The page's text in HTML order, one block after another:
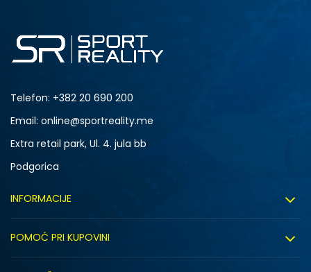
Telefon: +382 20 690 200
Email: online@sportreality.me
Extra retail park, Ul. 4. jula bb
Podgorica
INFORMACIJE
POMOĆ PRI KUPOVINI